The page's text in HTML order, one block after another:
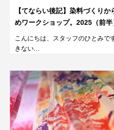
【てならい後記】染料づくり
めワークショップ。2025（前半
こんにちは、スタッフのひとみ
きない...